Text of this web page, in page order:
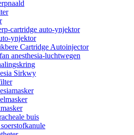
cartridge auto-ynjektor
ynjektor
Cartridge Autoinjector
anesthesia-luchtwegen
Sirkwy
buis